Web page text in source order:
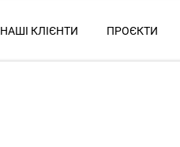
НАШІ КЛІЄНТИ ПРОЄКТИ